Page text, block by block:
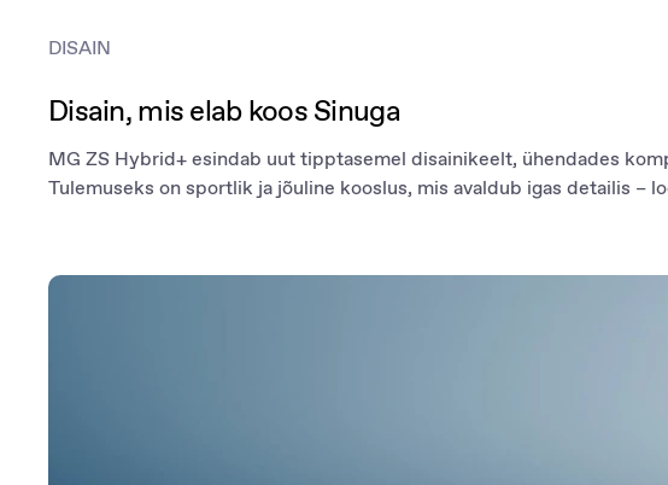
DISAIN
Disain, mis elab koos Sinuga
MG ZS Hybrid+ esindab uut tipptasemel disainikeelt, ühendades
Tulemuseks on sportlik ja jõuline kooslus, mis avaldub igas detailis –